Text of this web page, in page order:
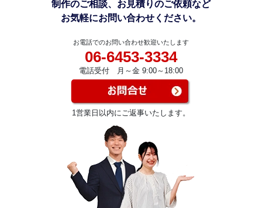
制作のご相談、お見積りのご依頼など
お気軽にお問い合わせください。
お電話でのお問い合わせ歓迎いたします
06-6453-3334
電話受付 月～金 9:00～18:00
1営業日以内にご返事いたします。